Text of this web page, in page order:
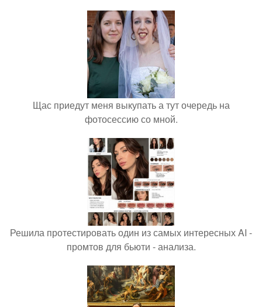
Щас приедут меня выкупать а тут очередь на
фотосессию со мной.
Решила протестировать один из самых интересных AI -
промтов для бьюти - анализа.